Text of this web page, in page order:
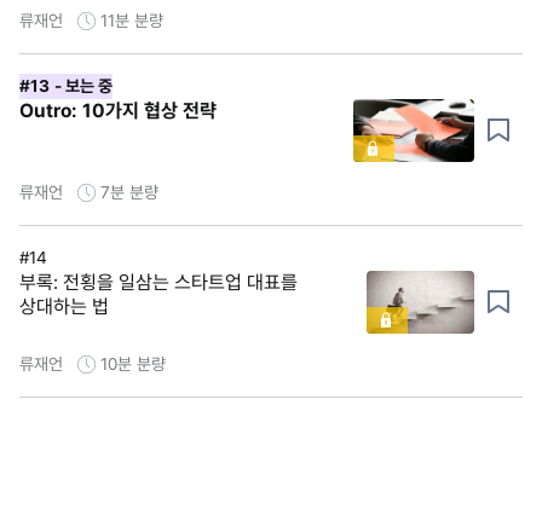
류재언 11분 분량
#13 - 보는 중
Outro: 10가지 협상 전략
류재언 7분 분량
#14
부록: 전횡을 일삼는 스타트업 대표를
상대하는 법
류재언 10분 분량